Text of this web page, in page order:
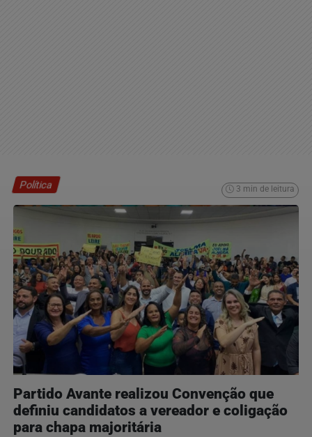
Política 3 min de leitura
Partido Avante realizou Convenção que
definiu candidatos a vereador e coligação
para chapa majoritária